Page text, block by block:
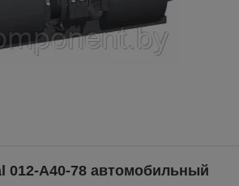
012-A40-78 автомобильный